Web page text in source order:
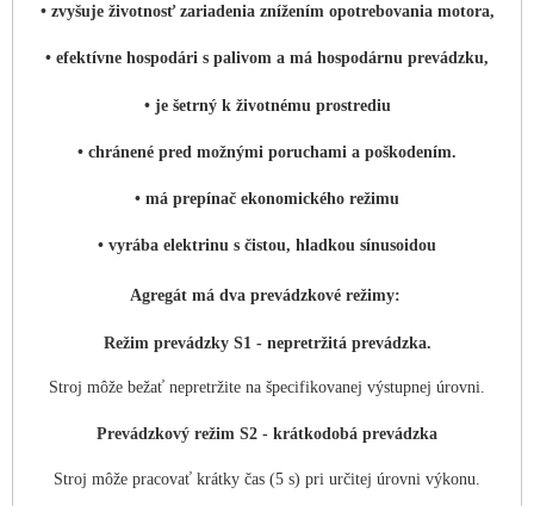
• zvyšuje životnosť zariadenia znížením opotrebovania motora,
• efektívne hospodári s palivom a má hospodárnu prevádzku,
• je šetrný k životnému prostrediu
• chránené pred možnými poruchami a poškodením.
• má prepínač ekonomického režimu
• vyrába elektrinu s čistou, hladkou sínusoidou
Agregát má dva prevádzkové režimy:
Režim prevádzky S1 - nepretržitá prevádzka.
Stroj môže bežať nepretržite na špecifikovanej výstupnej úrovni.
Prevádzkový režim S2 - krátkodobá prevádzka
Stroj môže pracovať krátky čas (5 s) pri určitej úrovni výkonu.